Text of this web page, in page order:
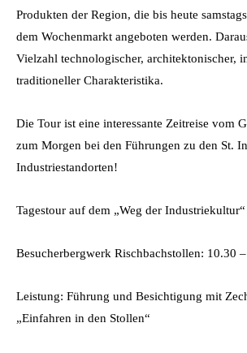
Produkten der Region, die bis heute
dem Wochenmarkt angeboten werden.
Vielzahl technologischer, architektonischer,
traditioneller Charakteristika.
Die Tour ist eine interessante Zeitreise vom
zum Morgen bei den Führungen zu den St.
Industriestandorten!
Tagestour auf dem „Weg der Industriekultur“
Besucherbergwerk Rischbachstollen: 10.30
Leistung: Führung und Besichtigung mit
„Einfahren in den Stollen“